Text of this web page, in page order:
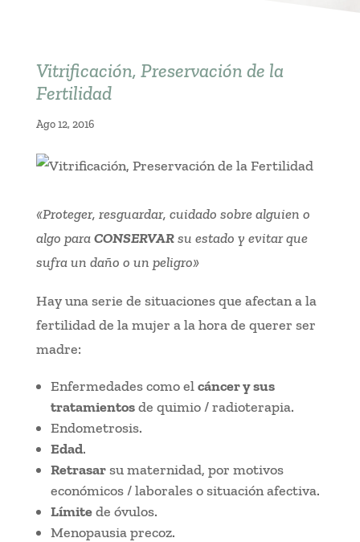
Vitrificación, Preservación de la
Fertilidad
Ago 12, 2016
«Proteger, resguardar, cuidado sobre alguien o
algo paraCONSERVARsu estado y evitar que
sufra un daño o un peligro»
Hay una serie de situaciones que afectan a la
fertilidad de la mujer a la hora de querer ser
madre:
Enfermedades como elcáncer y sus
tratamientosde quimio / radioterapia.
Endometrosis.
Edad.
Retrasarsu maternidad, por motivos
económicos / laborales o situación afectiva.
Límitede óvulos.
Menopausia precoz.